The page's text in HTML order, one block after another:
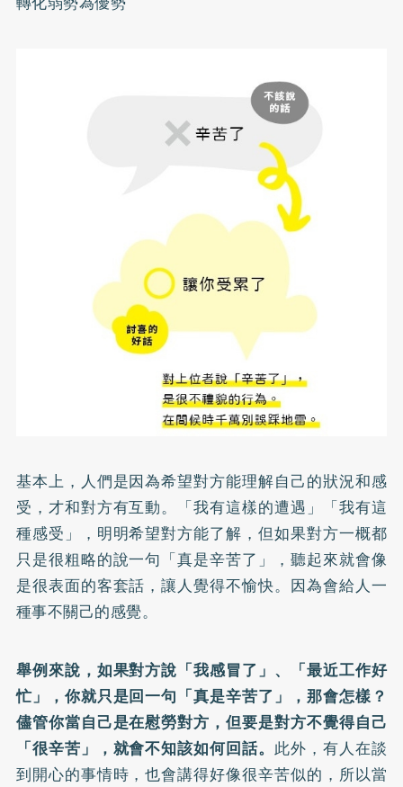
基本上，人們是因為希望對方能理解自己的狀況和感
受，才和對方有互動。「我有這樣的遭遇」「我有這
種感受」，明明希望對方能了解，但如果對方一概都
只是很粗略的說一句「真是辛苦了」，聽起來就會像
是很表面的客套話，讓人覺得不愉快。因為會給人一
種事不關己的感覺。
舉例來說，如果對方說「我感冒了」、「最近工作好
忙」，你就只是回一句「真是辛苦了」，那會怎樣？
儘管你當自己是在慰勞對方，但要是對方不覺得自己
「很辛苦」，就會不知該如何回話。 此外，有人在談
到開心的事情時，也會講得好像很辛苦似的，所以當